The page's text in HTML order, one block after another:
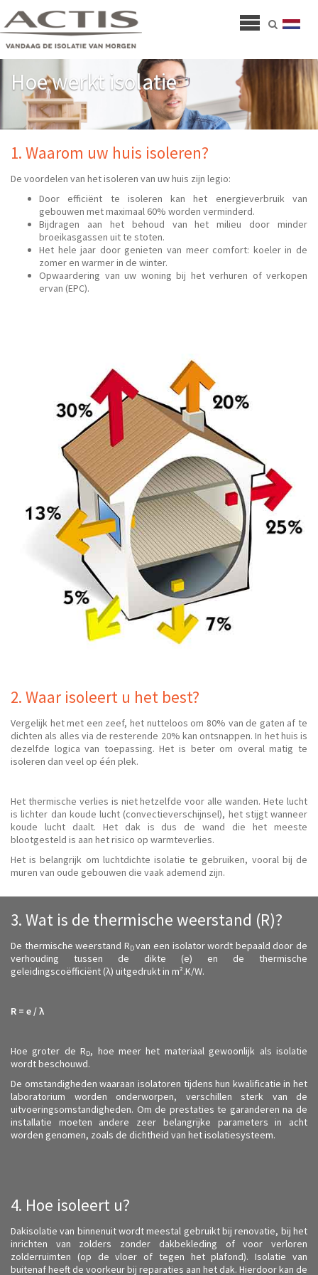
Hoe werkt isolatie
1. Waarom uw huis isoleren?
De voordelen van het isoleren van uw huis zijn legio:
Door efficiënt te isoleren kan het energieverbruik van
gebouwen met maximaal 60% worden verminderd.
Bijdragen aan het behoud van het milieu door minder
broeikasgassen uit te stoten.
Het hele jaar door genieten van meer comfort: koeler in de
zomer en warmer in de winter.
Opwaardering van uw woning bij het verhuren of verkopen
ervan (EPC).
2. Waar isoleert u het best?
Vergelijk het met een zeef, het nutteloos om 80% van de gaten af ​​te
dichten als alles via de resterende 20% kan ontsnappen. In het huis is
dezelfde logica van toepassing. Het is beter om overal matig te
isoleren dan veel op één plek.
Het thermische verlies is niet hetzelfde voor alle wanden. Hete lucht
is lichter dan koude lucht (convectieverschijnsel), het stijgt wanneer
koude lucht daalt. Het dak is dus de wand die het meeste
blootgesteld is aan het risico op warmteverlies.
Het is belangrijk om luchtdichte isolatie te gebruiken, vooral bij de
muren van oude gebouwen die vaak ademend zijn.
3. Wat is de thermische weerstand (R)?
De thermische weerstand RDvan een isolator wordt bepaald door de
verhouding tussen de dikte (e) en de thermische
geleidingscoëfficiënt (λ) uitgedrukt in m².K/W.
R = e /λ
Hoe groter de RD, hoe meer het materiaal gewoonlijk als isolatie
wordt beschouwd.
De omstandigheden waaraan isolatoren tijdens hun kwalificatie in het
laboratorium worden onderworpen, verschillen sterk van de
uitvoeringsomstandigheden. Om de prestaties te garanderen na de
installatie moeten andere zeer belangrijke parameters in acht
worden genomen, zoals de dichtheid van het isolatiesysteem.
4. Hoe isoleert u?
Dakisolatie van binnenuit wordt meestal gebruikt bij renovatie, bij het
inrichten van zolders zonder dakbekleding of voor verloren
zolderruimten (op de vloer of tegen het plafond). Isolatie van
buitenaf heeft de voorkeur bij reparaties aan het dak. Hierdoor kan de